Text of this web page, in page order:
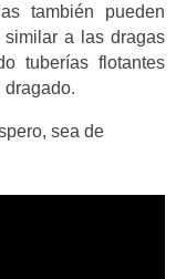
también pueden
a las dragas
tuberías flotantes
dragado.
sea de